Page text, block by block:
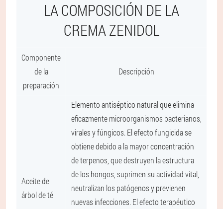
LA COMPOSICIÓN DE LA
CREMA ZENIDOL
Componente
de la
preparación
Descripción
Aceite de
árbol de té
Elemento antiséptico natural que elimina
eficazmente microorganismos bacterianos,
virales y fúngicos. El efecto fungicida se
obtiene debido a la mayor concentración
de terpenos, que destruyen la estructura
de los hongos, suprimen su actividad vital,
neutralizan los patógenos y previenen
nuevas infecciones. El efecto terapéutico